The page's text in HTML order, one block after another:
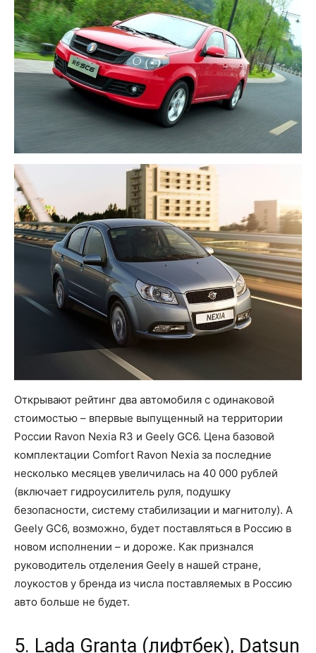
Открывают рейтинг два автомобиля с одинаковой
стоимостью – впервые выпущенный на территории
России Ravon Nexia R3 и Geely GC6. Цена базовой
комплектации Comfort Ravon Nexia за последние
несколько месяцев увеличилась на 40 000 рублей
(включает гидроусилитель руля, подушку
безопасности, систему стабилизации и магнитолу). А
Geely GC6, возможно, будет поставляться в Россию в
новом исполнении – и дороже. Как признался
руководитель отделения Geely в нашей стране,
лоукостов у бренда из числа поставляемых в Россию
авто больше не будет.
5. Lada Granta (лифтбек), Datsun